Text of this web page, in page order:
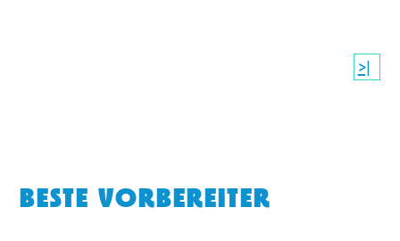
>|
BESTE VORBEREITER